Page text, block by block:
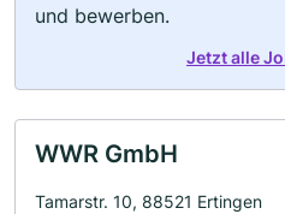
und bewerben.
Jetzt alle
WWR GmbH
Tamarstr. 10, 88521 Ertingen